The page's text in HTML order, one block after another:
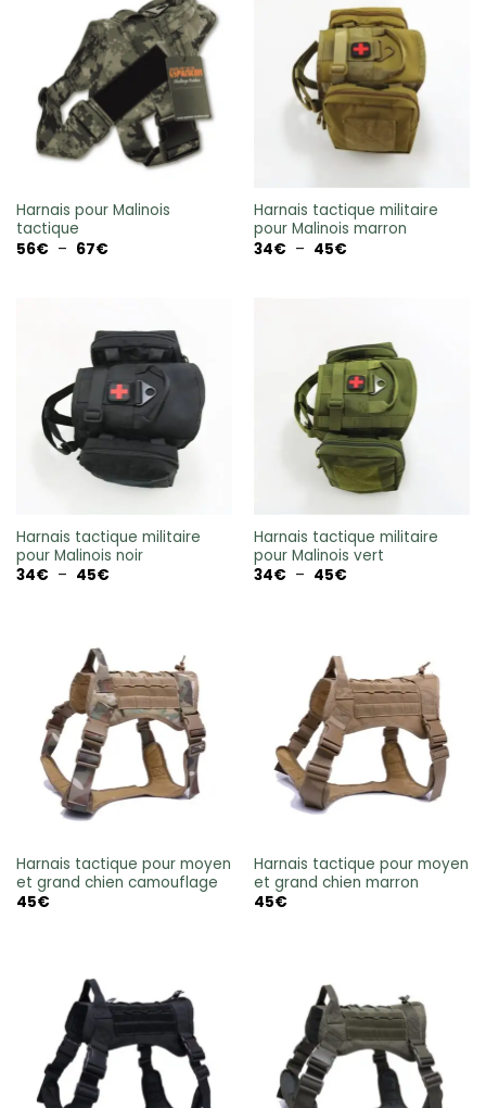
Harnais pour Malinois
tactique
56€ – 67€Plage
Harnais tactique militaire
pour Malinois marron
34€ – 45€Plage
Harnais tactique militaire
pour Malinois noir
34€ – 45€Plage
Harnais tactique militaire
pour Malinois vert
34€ – 45€Plage
Harnais tactique pour moyen
et grand chien camouflage
45€
Harnais tactique pour moyen
et grand chien marron
45€